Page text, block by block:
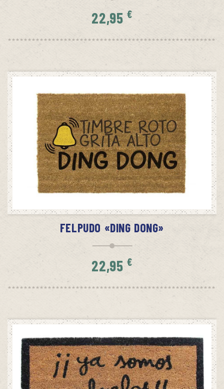
22,95 €
SIN STOCK
FELPUDO «DING DONG»
22,95 €